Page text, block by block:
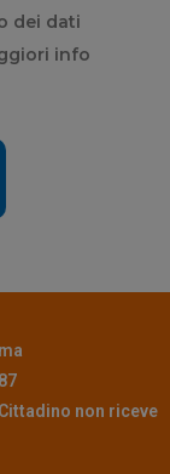
dei dati
info
non riceve